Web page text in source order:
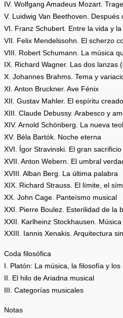
IV. Wolfgang Amadeus Mozart.
V. Luidwig Van Beethoven. Después
VI. Franz Schubert. Entre la vida y
VII. Felix Mendelssohn. El scherzo
VIII. Robert Schumann. La música
IX. Richard Wagner. Las dos lanzas
X. Johannes Brahms. Tema y
XI. Anton Bruckner. Ave Fénix
XII. Gustav Mahler. El espíritu
XIII. Claude Debussy. Arabesco y
XIV. Arnold Schönberg. La nueva
XV. Béla Bartók. Noche eterna
XVI. Ígor Stravinski. El gran sacrificio
XVII. Anton Webern. El umbral
XVIII. Alban Berg. La última palabra
XIX. Richard Strauss. El límite, el
XX. John Cage. Panteísmo musical
XXI. Pierre Boulez. Esterilidad de la
XXII. Karlheinz Stockhausen.
XXIII. Iannis Xenakis. Arquitectura
Coda filosófica
I. Platón: La música, la filosofía y
II. El hilo de Ariadna musical
III. Categorías musicales
Notas